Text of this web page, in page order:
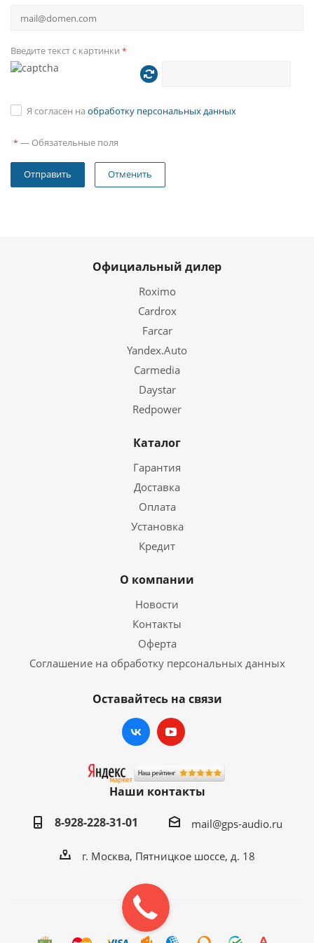
Язык
Головное устройство полностью на русском языке. Так
же имеется более десятка других языков.
Введите текст с картинки *
Я согласен на обработку персональных данных
* — Обязательные поля
Отменить
Официальный дилер
Roximo
Cardrox
Farcar
Yandex.Auto
Carmedia
Daystar
Redpower
Каталог
Гарантия
Доставка
Оплата
Установка
Кредит
О компании
Новости
Контакты
Оферта
Соглашение на обработку персональных данных
Оставайтесь на связи
Наши контакты
8-928-228-31-01
mail@gps-audio.ru
г. Москва, Пятницкое шоссе, д. 18